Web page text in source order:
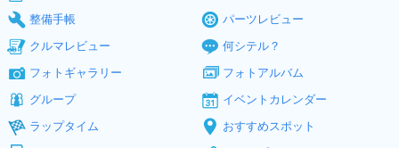
整備手帳
パーツレビュー
クルマレビュー
何シテル？
フォトギャラリー
フォトアルバム
グループ
イベントカレンダー
ラップタイム
おすすめスポット